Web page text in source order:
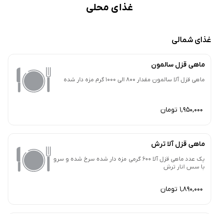
غذای محلی
غذای شمالی
ماهی قزل سالمون
ماهی قزل آلا سالمون مقدار 800 الی 1000 گرم مزه دار شده
1,950,000 تومان
ماهی قزل آلا ترش
یک عدد ماهی قزل آلا 600 گرمی مزه دار شده سرخ شده و سرو
با سس انار ترش
1,890,000 تومان